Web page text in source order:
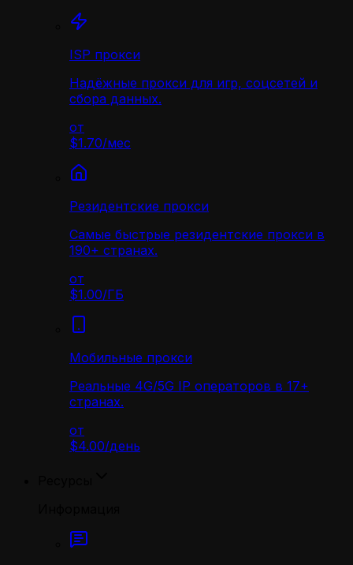
ISP прокси
Надёжные прокси для игр, соцсетей и
сбора данных.
от
$1.70/мес
Резидентские прокси
Самые быстрые резидентские прокси в
190+ странах.
от
$1.00/ГБ
Мобильные прокси
Реальные 4G/5G IP операторов в 17+
странах.
от
$4.00/день